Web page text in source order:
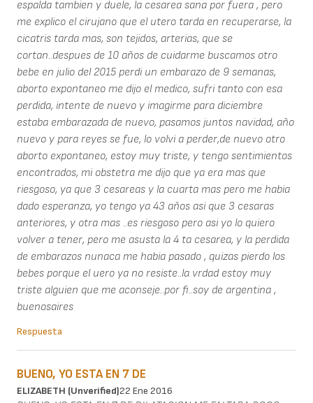
espalda tambien y duele, la cesarea sana por fuera , pero
me explico el cirujano que el utero tarda en recuperarse, la
cicatris tarda mas, son tejidos, arterias, que se
cortan..despues de 10 años de cuidarme buscamos otro
bebe en julio del 2015 perdi un embarazo de 9 semanas,
aborto expontaneo me dijo el medico, sufri tanto con esa
perdida, intente de nuevo y imagirme para diciembre
estaba embarazada de nuevo, pasamos juntos navidad, año
nuevo y para reyes se fue, lo volvi a perder,de nuevo otro
aborto expontaneo, estoy muy triste, y tengo sentimientos
encontrados, mi obstetra me dijo que ya era mas que
riesgoso, ya que 3 cesareas y la cuarta mas pero me habia
dado esperanza, yo tengo ya 43 años asi que 3 cesaras
anteriores, y otra mas ..es riesgoso pero asi yo lo quiero
volver a tener, pero me asusta la 4 ta cesarea, y la perdida
de embarazos nunaca me habia pasado , quizas pierdo los
bebes porque el uero ya no resiste..la vrdad estoy muy
triste alguien que me aconseje..por fi..soy de argentina ,
buenosaires
Respuesta
BUENO, YO ESTA EN 7 DE
ELIZABETH (unverified)22 Ene 2016